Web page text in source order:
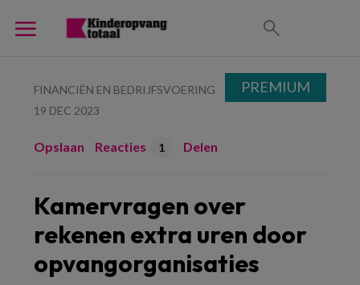
FINANCIËN EN BEDRIJFSVOERING
19 DEC 2023
Opslaan Reacties 1 Delen
Kamervragen over
rekenen extra uren door
opvangorganisaties
PREMIUM